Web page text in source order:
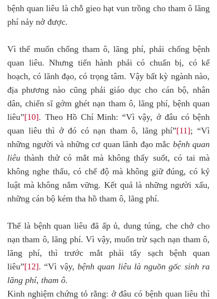
bệnh quan liêu là chỗ gieo hạt vun trồng cho tham ô lãng
phí nảy nở được.
Vì thế muốn chống tham ô, lãng phí, phải chống bệnh
quan liêu. Nhưng tiến hành phải có chuẩn bị, có kế
hoạch, có lãnh đạo, có trọng tâm. Vậy bất kỳ ngành nào,
địa phương nào cũng phải giáo dục cho cán bộ, nhân
dân, chiến sĩ gớm ghét nạn tham ô, lãng phí, bệnh quan
liêu”[10]. Theo Hồ Chí Minh: “Vì vậy, ở đâu có bệnh
quan liêu thì ở đó có nạn tham ô, lãng phí”[11]; “Vì
những người và những cơ quan lãnh đạo mắc bệnh quan
liêu thành thử có mắt mà không thấy suốt, có tai mà
không nghe thấu, có chế độ mà không giữ đúng, có kỷ
luật mà không nắm vững. Kết quả là những người xấu,
những cán bộ kém tha hồ tham ô, lãng phí.
Thế là bệnh quan liêu đã ấp ủ, dung túng, che chở cho
nạn tham ô, lãng phí. Vì vậy, muốn trừ sạch nạn tham ô,
lãng phí, thì trước mắt phải tẩy sạch bệnh quan
liêu”[12]. “Vì vậy, bệnh quan liêu là nguồn gốc sinh ra
lãng phí, tham ô.
Kinh nghiệm chứng tỏ rằng: ở đâu có bệnh quan liêu thì